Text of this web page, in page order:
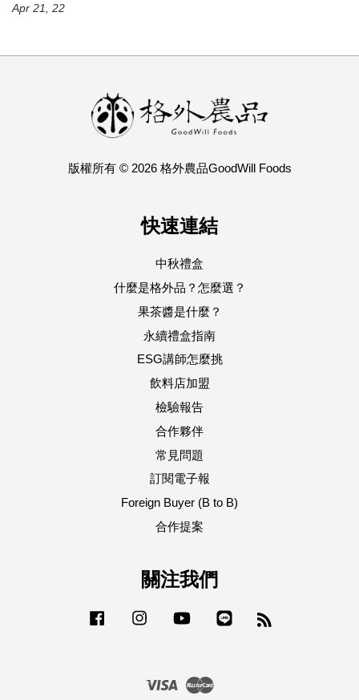
Apr 21, 22
版權所有 © 2026 格外農品GoodWill Foods
快速連結
中秋禮盒
什麼是格外品？怎麼選？
果茶醬是什麼？
永續禮盒指南
ESG講師怎麼挑
飲料店加盟
檢驗報告
合作夥伴
常見問題
訂閱電子報
Foreign Buyer (B to B)
合作提案
關注我們
Facebook Instagram YouTube
Visa